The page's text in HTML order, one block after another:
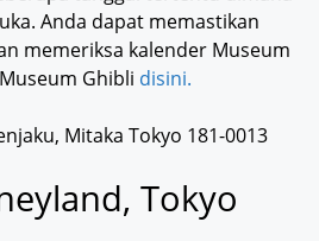
Anda dapat memastikan
memeriksa kalender Museum
Ghibli disini.
Mitaka Tokyo 181-0013
Tokyo